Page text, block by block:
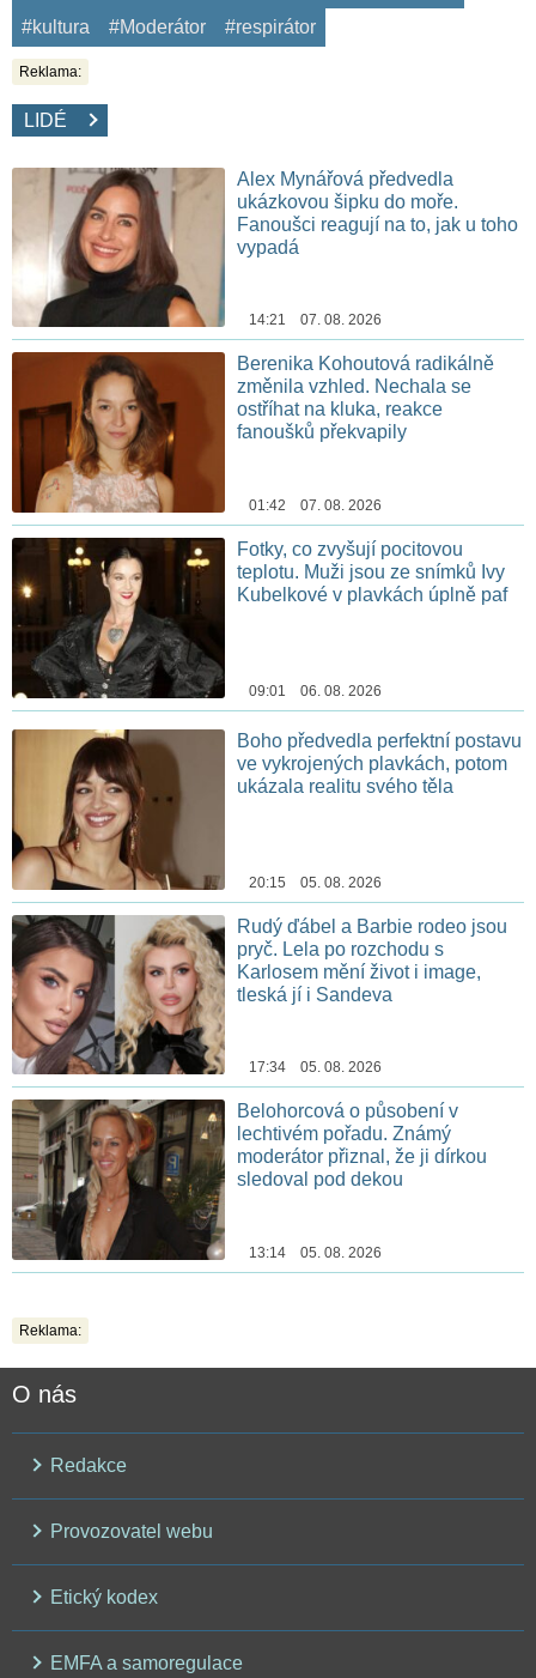
#kultura
#Moderátor #respirátor
Reklama:
LIDÉ
Alex Mynářová předvedla
ukázkovou šipku do moře.
Fanoušci reagují na to, jak u toho
vypadá
14:21 07. 08. 2026
Berenika Kohoutová radikálně
změnila vzhled. Nechala se
ostříhat na kluka, reakce
fanoušků překvapily
01:42 07. 08. 2026
Fotky, co zvyšují pocitovou
teplotu. Muži jsou ze snímků Ivy
Kubelkové v plavkách úplně paf
09:01 06. 08. 2026
Boho předvedla perfektní postavu
ve vykrojených plavkách, potom
ukázala realitu svého těla
20:15 05. 08. 2026
Rudý ďábel a Barbie rodeo jsou
pryč. Lela po rozchodu s
Karlosem mění život i image,
tleská jí i Sandeva
17:34 05. 08. 2026
Belohorcová o působení v
lechtivém pořadu. Známý
moderátor přiznal, že ji dírkou
sledoval pod dekou
13:14 05. 08. 2026
Reklama:
O nás
Redakce
Provozovatel webu
Etický kodex
EMFA a samoregulace